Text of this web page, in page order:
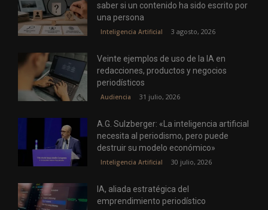
saber si un contenido ha sido escrito por
una persona
Inteligencia Artificial 3 agosto, 2026
Veinte ejemplos de uso de la IA en
redacciones, productos y negocios
periodísticos
Audiencia 31 julio, 2026
A.G. Sulzberger: «La inteligencia artificial
necesita al periodismo, pero puede
destruir su modelo económico»
Inteligencia Artificial 30 julio, 2026
IA, aliada estratégica del
emprendimiento periodístico